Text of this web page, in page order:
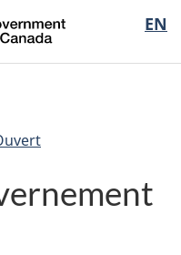
EN
of